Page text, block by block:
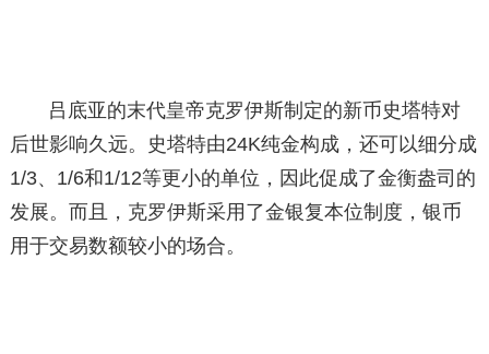
吕底亚的末代皇帝克罗伊斯制定的新币史塔特对
后世影响久远。史塔特由24K纯金构成，还可以细分成
1/3、1/6和1/12等更小的单位，因此促成了金衡盎司的
发展。而且，克罗伊斯采用了金银复本位制度，银币
用于交易数额较小的场合。